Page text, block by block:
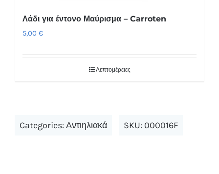
Λάδι για έντονο Μαύρισμα – Carroten
5,00 €
Λεπτομέρειες
Categories: Αντιηλιακά SKU: 000016F